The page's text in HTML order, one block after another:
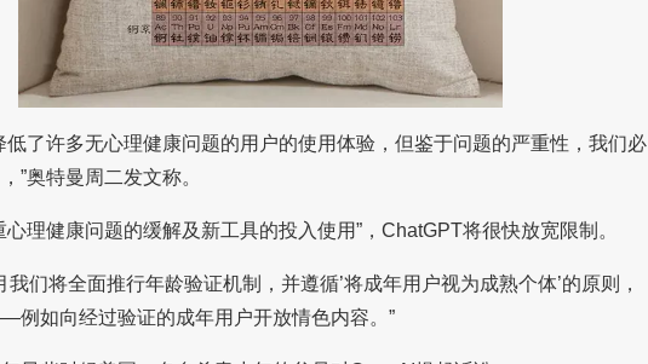
低了许多无心理健康问题的用户的使用体验，但鉴于问题的严重性，我们必
”奥特曼周二发文称。
心理健康问题的缓解及新工具的投入使用”，ChatGPT将很快放宽限制。
我们将全面推行年龄验证机制，并遵循’将成年用户视为成熟个体’的原则，
例如向经过验证的成年用户开放情色内容。”